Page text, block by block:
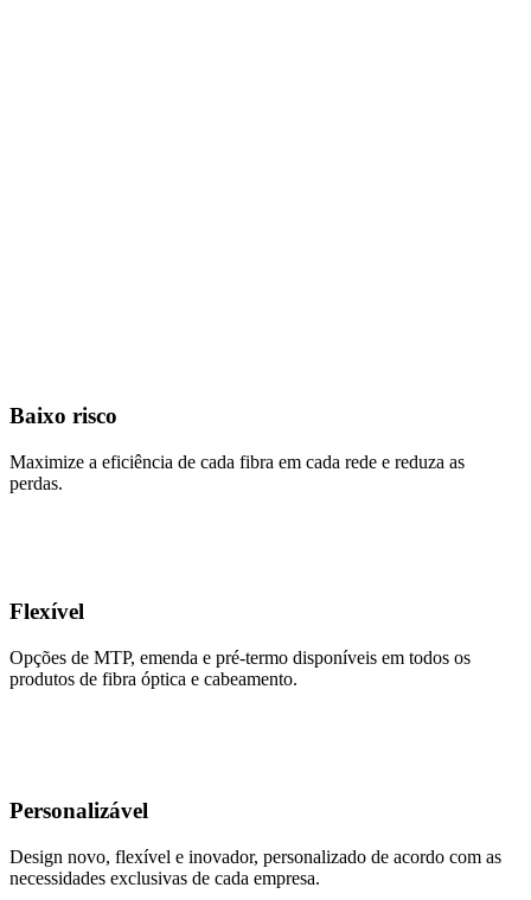
Baixo risco
Maximize a eficiência de cada fibra em cada rede e reduza as
perdas.
Flexível
Opções de MTP, emenda e pré-termo disponíveis em todos os
produtos de fibra óptica e cabeamento.
Personalizável
Design novo, flexível e inovador, personalizado de acordo com as
necessidades exclusivas de cada empresa.